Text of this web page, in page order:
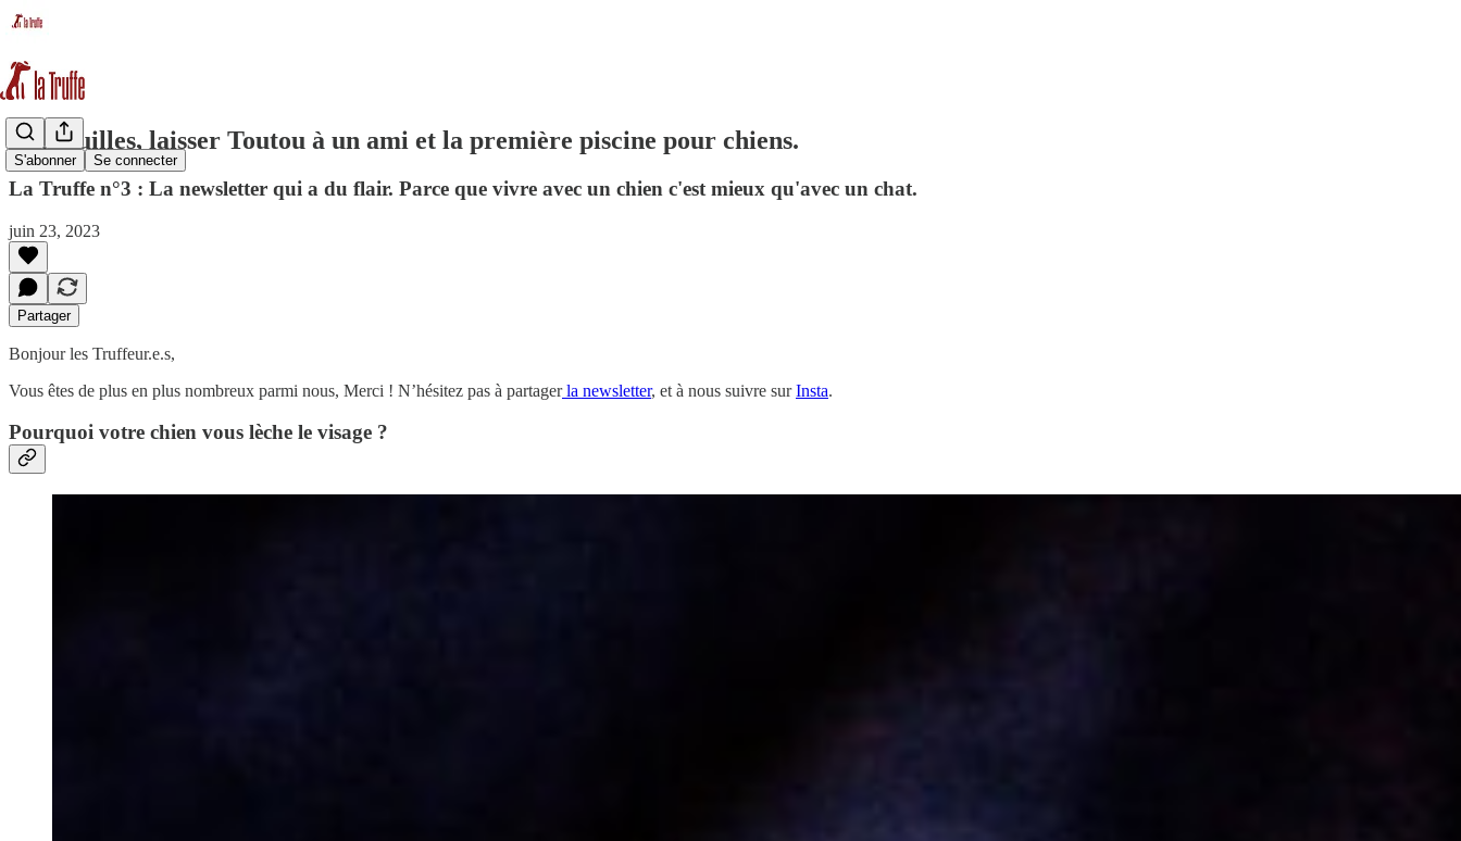
S'abonner Se connecter
Léchouilles, laisser Toutou à un ami et la première piscine pour chiens.
La Truffe n°3 : La newsletter qui a du flair. Parce que vivre avec un chien c'est mieux qu'avec un chat.
juin 23, 2023
Partager
Bonjour les Truffeur.e.s,
Vous êtes de plus en plus nombreux parmi nous, Merci ! N’hésitez pas à partagerla newsletter, et à nous suivre surInsta.
Pourquoi votre chien vous lèche le visage ?